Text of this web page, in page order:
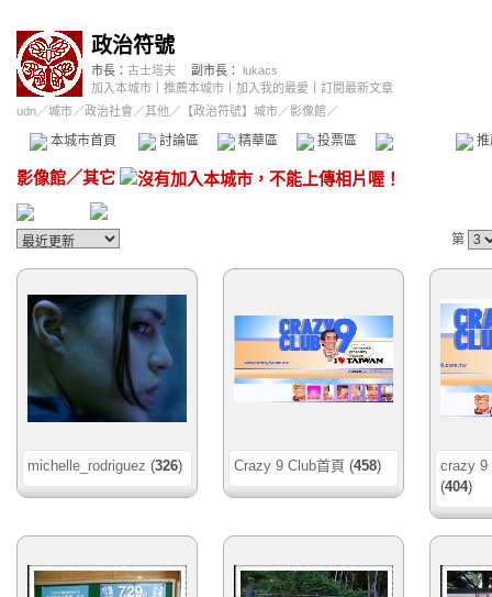
政治符號
市長： 古士塔夫 副市長： lukacs
加入本城市
推薦本城市 加入我的最愛
訂閱最新文章
udn／城市／政治社會 ／其他 ／ 【政治符號】城市／影像館／
本城市首頁 討論區 精華區 投票區 影像館
影像館／其它
第
michelle_rodriguez (326) Crazy 9 Club首頁 (458)
crazy 9
(404)